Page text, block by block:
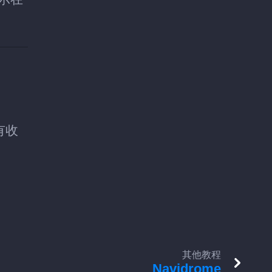
收
其他教程
Navidrome